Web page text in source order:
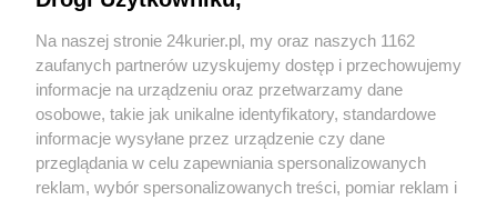
Tory czekają na przetargi
Arkońska, asfalt i tory [GALERIA]
POGODA
Na naszej stronie 24kurier.pl, my oraz naszych 1162
zaufanych partnerów uzyskujemy dostęp i przechowujemy
informacje na urządzeniu oraz przetwarzamy dane
osobowe, takie jak unikalne identyfikatory, standardowe
informacje wysyłane przez urządzenie czy dane
przeglądania w celu zapewniania spersonalizowanych
reklam, wybór spersonalizowanych treści, pomiar reklam i